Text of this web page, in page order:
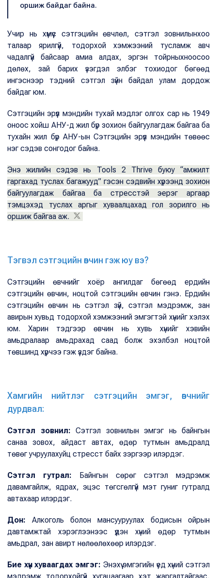
оршиж байдаг байна.
Учир нь хүмүүс сэтгэцийн өвчлөл, сэтгэл зовнилынхоо
талаар ярилгүй, тодорхой хэмжээний тусламж авч
чадалгүй байсаар амиа алдах, эргэн тойрныхноосоо
дөлөх, зай барих үзэгдэл элбэг тохиодог бөгөөд
ингэснээр тэдний сэтгэл зүйн байдал улам дордож
байдаг юм.
Сэтгэцийн эрүүл мэндийн тухай мэдлэг олгох сар нь 1949
оноос хойш АНУ-д жил бүр зохион байгуулагдаж байгаа ба
тухайн жил бүр АНУ-ын Сэтгэцийн эрүүл мэндийн төвөөс
нэг сэдэв сонгодог байна.
Энэ жилийн сэдэв нь Tools 2 Thrive буюу “амжилт
гаргахад туслах багажууд” гэсэн сэдвийн хүрээнд зохион
байгуулагдаж байгаа ба стресстэй эерэг аргаар
тэмцэхэд туслах аргыг хуваалцахад гол зорилго нь
оршиж байгаа аж.
Тэгвэл сэтгэцийн өвчин гэж юу вэ?
Сэтгэцийн өвчнийг хоёр ангилдаг бөгөөд ердийн
сэтгэцийн өвчин, ноцтой сэтгэцийн өвчин гэнэ. Ердийн
сэтгэцийн өвчин нь сэтгэл зүй, сэтгэл мэдрэмж, зан
авирын хувьд тодорхой хэмжээний эмгэгтэй хүнийг хэлэх
юм. Харин тэдгээр өвчин нь хувь хүнийг хэвийн
амьдралаар амьдрахад саад болж эхэлбэл ноцтой
төвшинд хүрчээ гэж үздэг байна.
Хамгийн нийтлэг сэтгэцийн эмгэг, өвчнийг
дурдвал:
Сэтгэл зовнил: Сэтгэл зовнилын эмгэг нь байнгын
санаа зовох, айдаст автах, өдөр тутмын амьдралд
төвөг учруулахуйц стресст байх зэргээр илэрдэг.
Сэтгэл гутрал: Байнгын сөрөг сэтгэл мэдрэмж
давамгайлж, ядрах, эцэс төгсгөлгүй мэт гуниг гутралд
автахаар илэрдэг.
Дон: Алкоголь болон мансууруулах бодисын ойрын
давтамжтай хэрэглээнээс үүдэн хүний өдөр тутмын
амьдрал, зан авирт нөлөөлөхөөр илэрдэг.
Бие хүн хуваагдах эмгэг: Энэхүү эмгэгийн үед хүний сэтгэл